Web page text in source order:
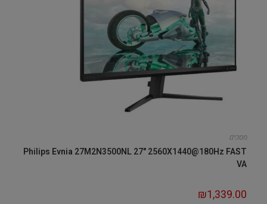
מסכים
Philips Evnia 27M2N3500NL 27" 2560X1440@180Hz FAST
VA
₪1,339.00